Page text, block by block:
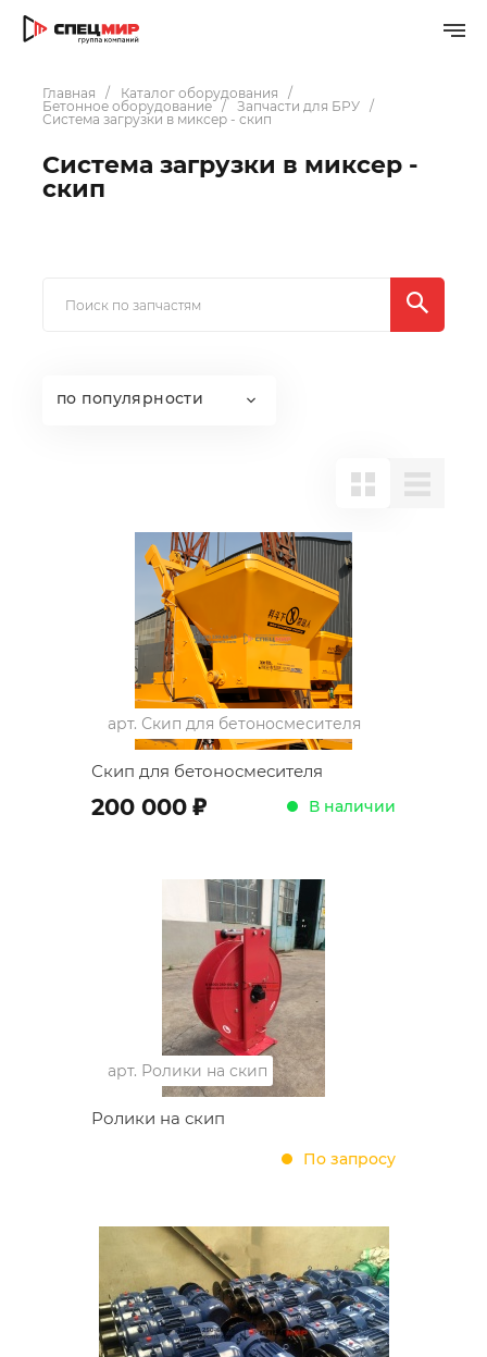
Главная
Каталог оборудования
Бетонное оборудование
Запчасти для БРУ
Система загрузки в миксер - скип
Система загрузки в миксер -
скип
по популярности
арт. Скип для бетоносмесителя
Скип для бетоносмесителя
200 000 ; В наличии
арт. Ролики на скип
Ролики на скип
По запросу